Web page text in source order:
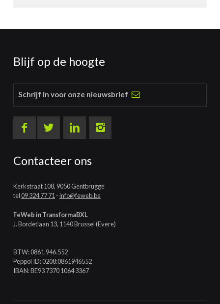
Blijf op de hoogte
Schrijf in voor onze nieuwsbrief
Contacteer ons
Kerkstraat 108, 9050 Gentbrugge
tel09 324 77 71-info@feweb.be
FeWeb in TransformaBXL
J. Bordetlaan 13, 1140 Brussel (Evere)
BTW: 0861.946.552
Peppol ID: 0208:0861946552
IBAN: BE93 7370 1064 3367